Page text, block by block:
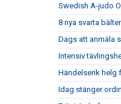
Swedish A-judo
8 nya svarta
Dags att anmäla
Intensiv
Händelserik helg
Idag stänger